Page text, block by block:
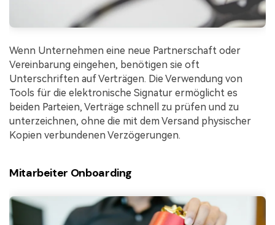
Wenn Unternehmen eine neue Partnerschaft oder
Vereinbarung eingehen, benötigen sie oft
Unterschriften auf Verträgen. Die Verwendung von
Tools für die elektronische Signatur ermöglicht es
beiden Parteien, Verträge schnell zu prüfen und zu
unterzeichnen, ohne die mit dem Versand physischer
Kopien verbundenen Verzögerungen.
Mitarbeiter Onboarding